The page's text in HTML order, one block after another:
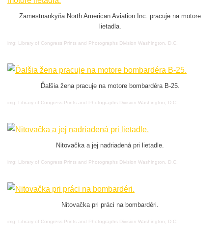
Zamestnankyňa North American Aviation Inc. pracuje na motore
lietadla.
img: Library of Congress Prints and Photographs Division Washington, D.C.
Ďalšia žena pracuje na motore bombardéra B-25.
img: Library of Congress Prints and Photographs Division Washington, D.C.
Nitovačka a jej nadriadená pri lietadle.
img: Library of Congress Prints and Photographs Division Washington, D.C.
Nitovačka pri práci na bombardéri.
img: Library of Congress Prints and Photographs Division Washington, D.C.